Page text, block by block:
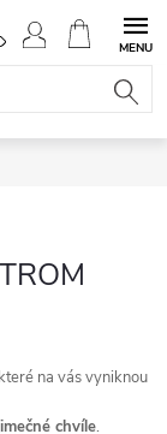
NÁKUPNÍ
KOŠÍK
na vás vyniknou
chvíle.